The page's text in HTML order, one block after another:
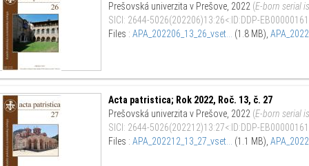
Prešovská univerzita v Prešove, 2022 (E-born serial
SICI : 2644-5026(202206)13:26<:ID:DDP-
Files : APA_202206_13_26_vset... (1.8 MB),
Acta patristica; Rok 2022, Roč. 13, č. 27
Prešovská univerzita v Prešove, 2022 (E-born serial
SICI : 2644-5026(202212)13:27<:ID:DDP-
Files : APA_202212_13_27_vset... (1.1 MB),